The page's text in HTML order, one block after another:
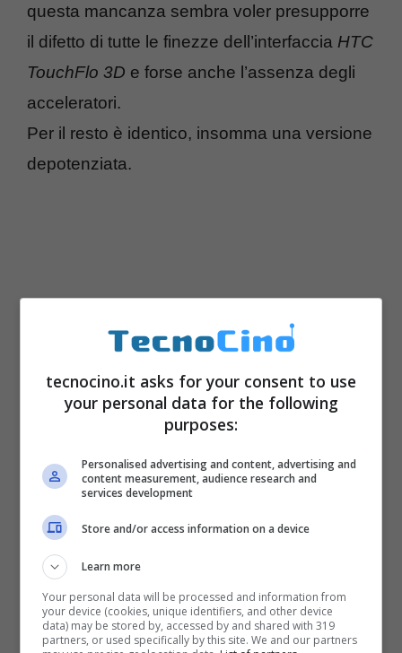
questa mancanza sembra voler presupporre
il difetto di tutte le finezze dell’interfaccia HTC
TouchFlo 3D e forse anche l’assenza degli
acceleratori.
Per il resto è identico, insomma una versione
depotenziata.
tecnocino.it asks for your consent to use
your personal data for the following
purposes:
Personalised advertising and content, advertising and
content measurement, audience research and
services development
Store and/or access information on a device
Learn more
Your personal data will be processed and information from
your device (cookies, unique identifiers, and other device
data) may be stored by, accessed by and shared with 319
partners, or used specifically by this site. We and our partners